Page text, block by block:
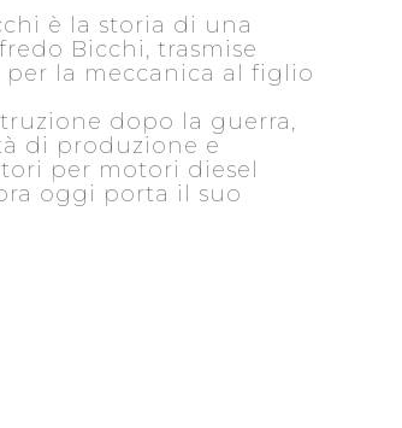
è la storia di una
Bicchi, trasmise
per la meccanica al figlio
dopo la guerra,
di produzione e
per motori diesel
oggi porta il suo